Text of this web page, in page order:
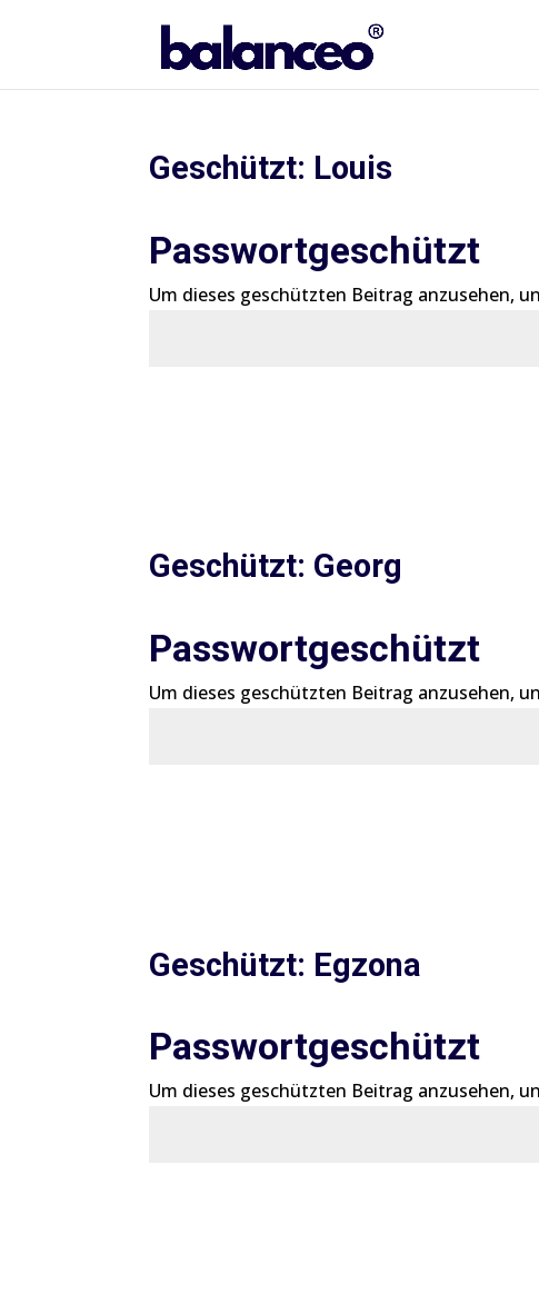
Geschützt: Louis
Passwortgeschützt
Um dieses geschützten Beitrag anzusehen,
Geschützt: Georg
Passwortgeschützt
Um dieses geschützten Beitrag anzusehen,
Geschützt: Egzona
Passwortgeschützt
Um dieses geschützten Beitrag anzusehen,